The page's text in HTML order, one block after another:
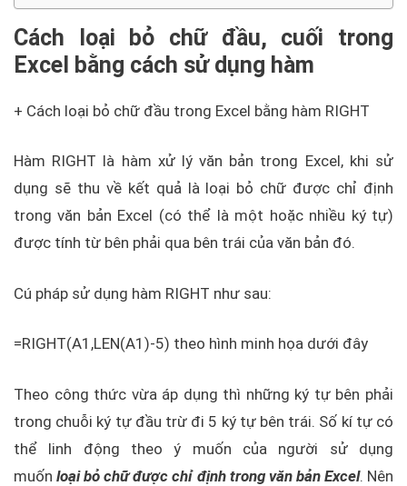
Cách loại bỏ chữ đầu, cuối trong
Excel bằng cách sử dụng hàm
+ Cách loại bỏ chữ đầu trong Excel bằng hàm RIGHT
Hàm RIGHT là hàm xử lý văn bản trong Excel, khi sử
dụng sẽ thu về kết quả là loại bỏ chữ được chỉ định
trong văn bản Excel (có thể là một hoặc nhiều ký tự)
được tính từ bên phải qua bên trái của văn bản đó.
Cú pháp sử dụng hàm RIGHT như sau:
=RIGHT(A1,LEN(A1)-5) theo hình minh họa dưới đây
Theo công thức vừa áp dụng thì những ký tự bên phải
trong chuỗi ký tự đầu trừ đi 5 ký tự bên trái. Số kí tự có
thể linh động theo ý muốn của người sử dụng
muốnloại bỏ chữ được chỉ định trong văn bản Excel. Nên